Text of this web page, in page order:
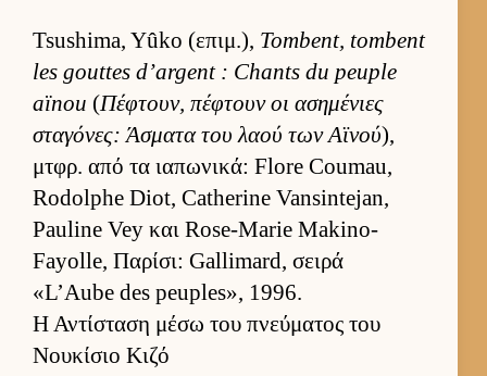
Tsushima, Yûko (επιμ.), Tombent, tombent
les gouttes d’argent : Chants du peuple
aïnou (Πέφτουν, πέφτουν οι ασημένιες
σταγόνες: Άσματα του λαού των Αϊνού),
μτ­φρ. από τα ια­πωνικά: Flore Coumau,
Rodolphe Diot, Catherine Vansintejan,
Pauline Vey και Rose-Marie Makino-
Fayolle, Παρίσι: Gallimard, σειρά
«L’Aube des peuples», 1996.
Η Αντίσταση μέσω του πνεύματος του
Νουκίσιο Κιζό